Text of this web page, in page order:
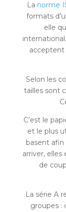
La norme
formats
elle
acceptent
Selon les
tailles sont
C’est le
et le plus
basent
arriver,
de
La série A
groupes :